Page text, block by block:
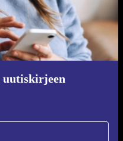
uutiskirjeen